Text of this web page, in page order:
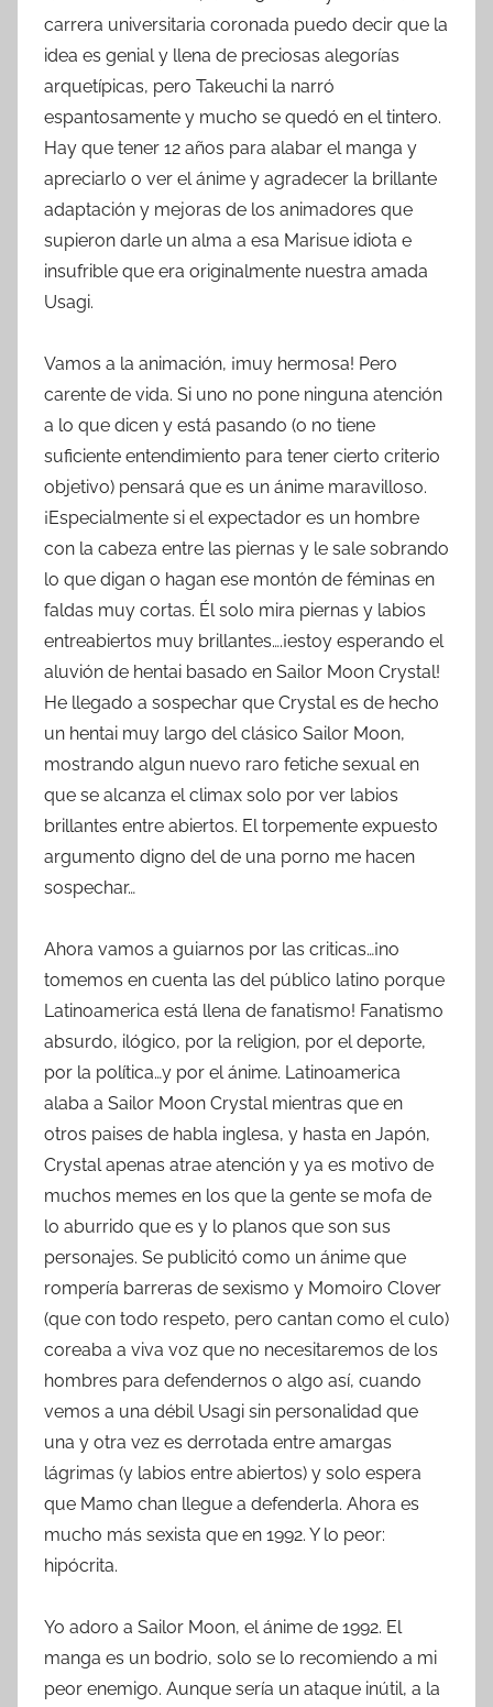
carrera universitaria coronada puedo decir que la
idea es genial y llena de preciosas alegorías
arquetípicas, pero Takeuchi la narró
espantosamente y mucho se quedó en el tintero.
Hay que tener 12 años para alabar el manga y
apreciarlo o ver el ánime y agradecer la brillante
adaptación y mejoras de los animadores que
supieron darle un alma a esa Marisue idiota e
insufrible que era originalmente nuestra amada
Usagi.
Vamos a la animación, ¡muy hermosa! Pero
carente de vida. Si uno no pone ninguna atención
a lo que dicen y está pasando (o no tiene
suficiente entendimiento para tener cierto criterio
objetivo) pensará que es un ánime maravilloso.
¡Especialmente si el expectador es un hombre
con la cabeza entre las piernas y le sale sobrando
lo que digan o hagan ese montón de féminas en
faldas muy cortas. Él solo mira piernas y labios
entreabiertos muy brillantes….¡estoy esperando el
aluvión de hentai basado en Sailor Moon Crystal!
He llegado a sospechar que Crystal es de hecho
un hentai muy largo del clásico Sailor Moon,
mostrando algun nuevo raro fetiche sexual en
que se alcanza el climax solo por ver labios
brillantes entre abiertos. El torpemente expuesto
argumento digno del de una porno me hacen
sospechar…
Ahora vamos a guiarnos por las criticas…¡no
tomemos en cuenta las del público latino porque
Latinoamerica está llena de fanatismo! Fanatismo
absurdo, ilógico, por la religion, por el deporte,
por la política…y por el ánime. Latinoamerica
alaba a Sailor Moon Crystal mientras que en
otros paises de habla inglesa, y hasta en Japón,
Crystal apenas atrae atención y ya es motivo de
muchos memes en los que la gente se mofa de
lo aburrido que es y lo planos que son sus
personajes. Se publicitó como un ánime que
rompería barreras de sexismo y Momoiro Clover
(que con todo respeto, pero cantan como el culo)
coreaba a viva voz que no necesitaremos de los
hombres para defendernos o algo así, cuando
vemos a una débil Usagi sin personalidad que
una y otra vez es derrotada entre amargas
lágrimas (y labios entre abiertos) y solo espera
que Mamo chan llegue a defenderla. Ahora es
mucho más sexista que en 1992. Y lo peor:
hipócrita.
Yo adoro a Sailor Moon, el ánime de 1992. El
manga es un bodrio, solo se lo recomiendo a mi
peor enemigo. Aunque sería un ataque inútil, a la